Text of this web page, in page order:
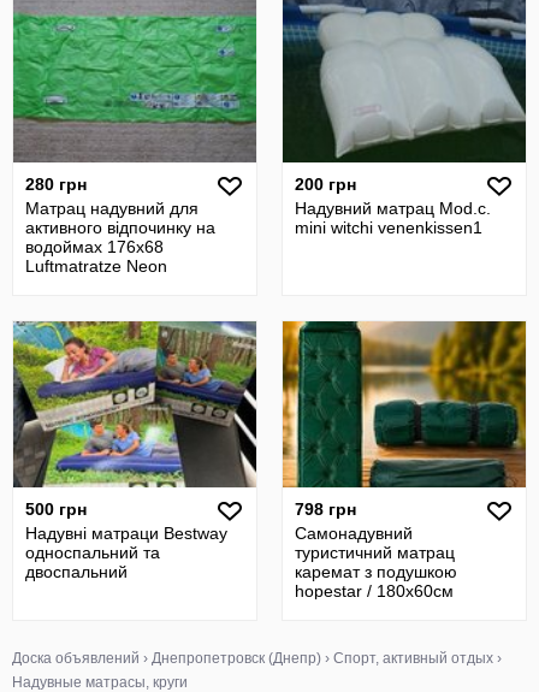
280 грн
Матрац надувний для
активного відпочинку на
водоймах 176х68
Luftmatratze Neon
200 грн
Надувний матрац Mod.c.
mini witchi venenkissen1
500 грн
Надувні матраци Bestway
односпальний та
двоспальний
798 грн
Самонадувний
туристичний матрац
каремат з подушкою
hopestar / 180х60см
Доска объявлений › Днепропетровск (Днепр) › Спорт, активный отдых ›
Надувные матрасы, круги